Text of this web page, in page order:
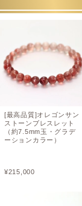
[最高品質]オレゴンサン
ストーンブレスレット
（約7.5mm玉・グラデ
ーションカラー）
¥215,000